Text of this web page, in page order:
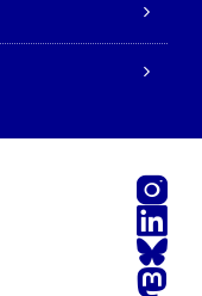
LinkedIn
Bluesky